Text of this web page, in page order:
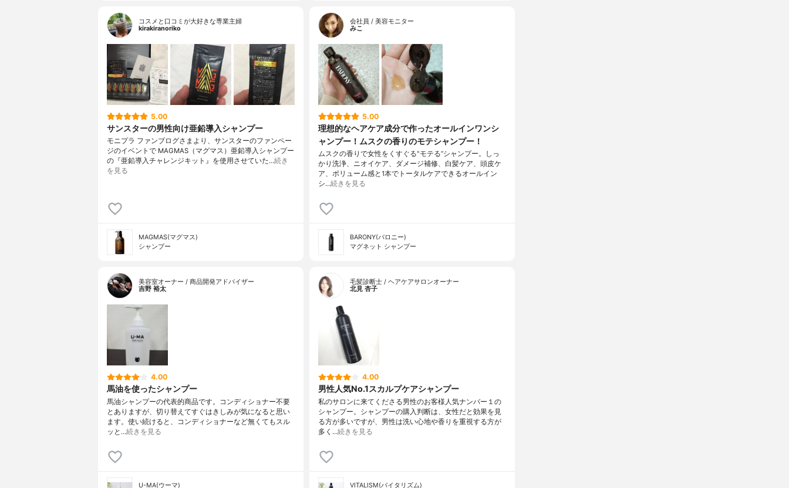
コスメと口コミが大好きな専業主婦
kirakiranoriko
5.00
サンスターの男性向け亜鉛導入シャンプー
モニプラ ファンブログさまより、サンスターのファンペー
ジのイベントで MAGMAS（マグマス）亜鉛導入シャンプー
の『亜鉛導入チャレンジキット』を使用させていた…続き
を見る
MAGMAS(マグマス)
シャンプー
会社員 / 美容モニター
みこ
5.00
理想的なヘアケア成分で作ったオールインワンシ
ャンプー！ムスクの香りのモテシャンプー！
ムスクの香りで女性をくすぐる"モテる”シャンプー。しっ
かり洗浄、ニオイケア、ダメージ補修、白髪ケア、頭皮ケ
ア、ボリューム感と1本でトータルケアできるオールイン
シ…続きを見る
BARONY(バロニー)
マグネット シャンプー
美容室オーナー / 商品開発アドバイザー
吉野 裕太
4.00
馬油を使ったシャンプー
馬油シャンプーの代表的商品です。コンディショナー不要
とありますが、切り替えてすぐはきしみが気になると思い
ます。使い続けると、コンディショナーなど無くてもスル
ッと…続きを見る
U-MA(ウーマ)
毛髪診断士 / ヘアケアサロンオーナー
北見 杏子
4.00
男性人気No.1スカルプケアシャンプー
私のサロンに来てくださる男性のお客様人気ナンバー１の
シャンプー。シャンプーの購入判断は、女性だと効果を見
る方が多いですが、男性は洗い心地や香りを重視する方が
多く…続きを見る
VITALISM(バイタリズム)